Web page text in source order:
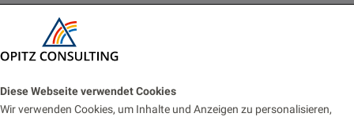
Diese Webseite verwendet Cookies
Wir verwenden Cookies, um Inhalte und Anzeigen zu personalisieren,
Modes und Data Plane Installation per Ansible
2. SEPTEMBER 2022
erfährst du mehr über die möglichen Deployment-Varianten des
Kong API…